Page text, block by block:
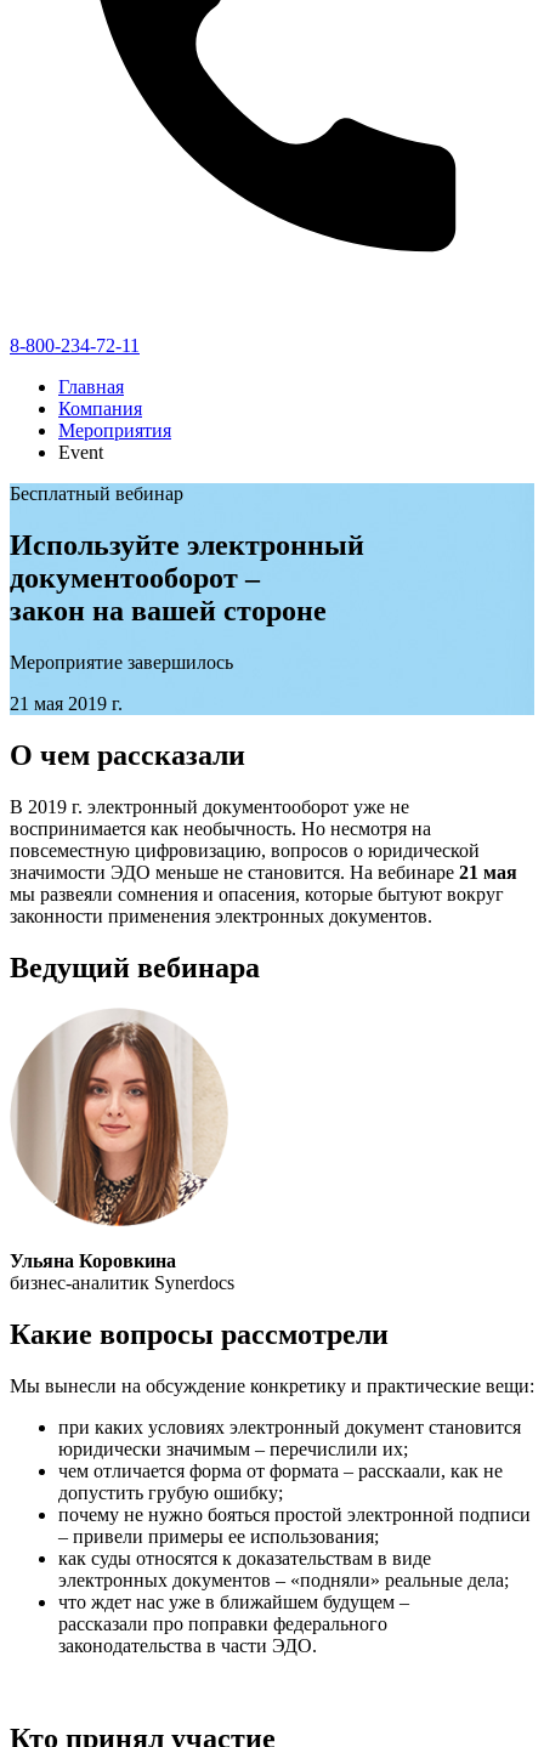
8-800-234-72-11
Главная
Компания
Мероприятия
Event
Бесплатный вебинар
Используйте электронный
документооборот –
закон на вашей стороне
Мероприятие завершилось
21 мая 2019 г.
О чем рассказали
В 2019 г. электронный документооборот уже не
воспринимается как необычность. Но несмотря на
повсеместную цифровизацию, вопросов о юридической
значимости ЭДО меньше не становится. На вебинаре 21 мая
мы развеяли сомнения и опасения, которые бытуют вокруг
законности применения электронных документов.
Ведущий вебинара
Ульяна Коровкина
бизнес-аналитик Synerdocs
Какие вопросы рассмотрели
Мы вынесли на обсуждение конкретику и практические вещи:
при каких условиях электронный документ становится
юридически значимым – перечислили их;
чем отличается форма от формата – расскаали, как не
допустить грубую ошибку;
почему не нужно бояться простой электронной подписи
– привели примеры ее использования;
как суды относятся к доказательствам в виде
электронных документов – «подняли» реальные дела;
что ждет нас уже в ближайшем будущем –
рассказали про поправки федерального
законодательства в части ЭДО.
Кто принял участие